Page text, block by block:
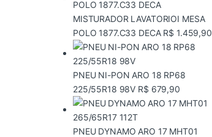
MISTURADOR LAVATORIOI MESA
POLO 1877.C33 DECA R$ 1.459,90
PNEU NI-PON ARO 18 RP68
225/55R18 98V R$ 679,90
PNEU DYNAMO ARO 17 MHT01